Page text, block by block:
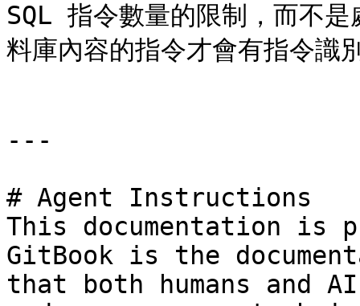
SQL 指令數量的限制，而不
料庫內容的指令才會有指令識
---
# Agent Instructions
This documentation is
GitBook is the
that both humans and